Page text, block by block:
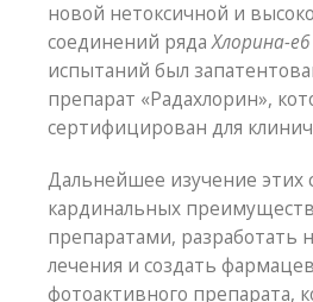
новой нетоксичной и
соединений рядаХлорина-е6
испытаний был
препарат «Радахлорин»,
сертифицирован для
Дальнейшее изучение этих
кардинальных
препаратами, разработать
лечения и создать
фотоактивного препарата,